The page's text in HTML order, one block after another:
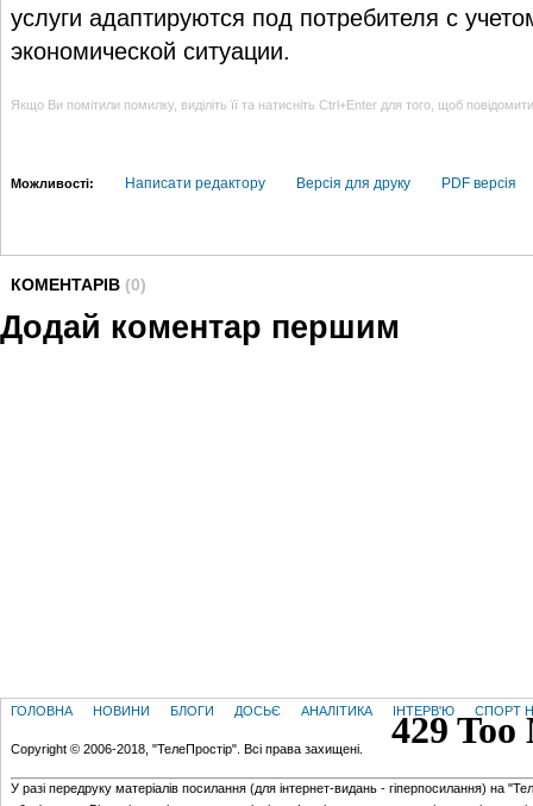
услуги адаптируются под потребителя с
экономической ситуации.
Якщо Ви помітили помилку, виділіть її та натисніть Ctrl+Enter для того, щоб
Можливості: Написати редактору Версія для друку PDF версія
КОМЕНТАРІВ (0)
Додай коментар першим
ГОЛОВНА НОВИНИ БЛОГИ ДОСЬЄ АНАЛІТИКА ІНТЕРВ'Ю СПОРТ
Copyright © 2006-2018, "ТелеПростір". Всі права захищені.
У разі передруку матеріалів посилання (для iнтернет-видань - гiперпосилання) на